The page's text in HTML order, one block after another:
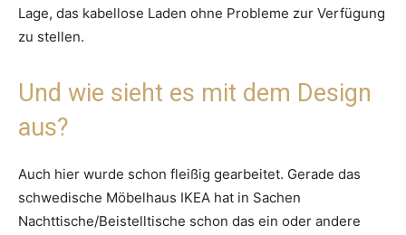
Lage, das kabellose Laden ohne Probleme zur Verfügung
zu stellen.
Und wie sieht es mit dem Design
aus?
Auch hier wurde schon fleißig gearbeitet. Gerade das
schwedische Möbelhaus IKEA hat in Sachen
Nachttische/Beistelltische schon das ein oder andere